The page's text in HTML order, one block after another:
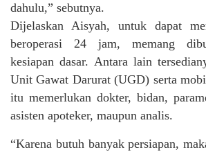
dahulu,” sebutnya.
Dijelaskan Aisyah, untuk dapat
beroperasi 24 jam, memang
kesiapan dasar. Antara lain
Unit Gawat Darurat (UGD) serta
itu memerlukan dokter, bidan,
asisten apoteker, maupun analis.
“Karena butuh banyak persiapan,